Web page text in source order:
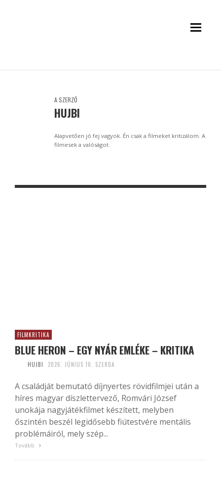
A SZERZŐ
HUJBI
Alapvetően jó fej vagyok. Én csak a filmeket kritizálom. A
filmesek a valóságot.
FILMKRITIKA
BLUE HERON – EGY NYÁR EMLÉKE – KRITIKA
HUJBI 2026. JÚNIUS 10. SZERDA
A családját bemutató díjnyertes rövidfilmjei után a
híres magyar díszlettervező, Romvári József
unokája nagyjátékfilmet készített, melyben
őszintén beszél legidősebb fiútestvére mentális
problémáiról, mely szép...
Tovább